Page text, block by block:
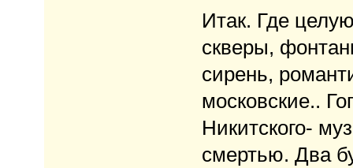
Итак. Где
скверы,
сирень,
московские..
Никитского-
смертью. Два